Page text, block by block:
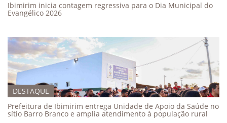
Ibimirim inicia contagem regressiva para o Dia Municipal do
Evangélico 2026
DESTAQUE
Prefeitura de Ibimirim entrega Unidade de Apoio da Saúde no
sítio Barro Branco e amplia atendimento à população rural